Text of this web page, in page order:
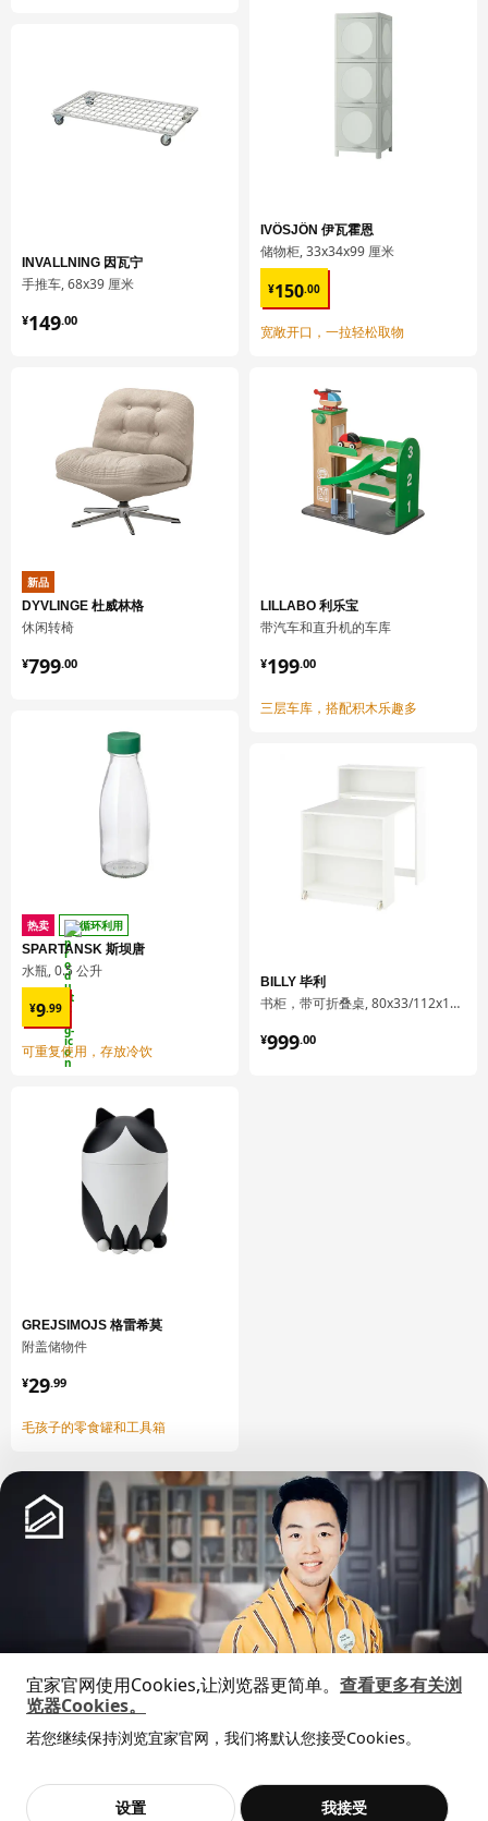
MAXIMERA 马斯麦
8 厘米
长度
57 厘米
净重
6.74 公斤
容量
22.8 公升
UTRUSTA 乌斯塔
抽屉前板，低
高度
长度
57 厘米
0.52 公斤
UTRUSTA 乌斯塔
前板连接轨道
402.817.34
高度
长度
56 厘米
净重
1.16 公斤
容量
1.5 公升
保养说明和环境和材料
用干净布块擦干
纤维板, 聚氨酯漆, 丙烯酸漆
刨花板, 密胺贴膜, 塑料封边, 塑料封边
落地柜 可嵌入设备/水槽
纤维板, 纸制贴膜, 纸制贴膜
落地柜 可嵌入设备/水槽
前档:
钢, 环氧/聚酯粉末涂层
抽屉，低
抽屉/ 抽屉后挡板:
抽屉，低
INVALLNING 因瓦宁
手推车, 68x39 厘米
¥149.00
¥ 149.00
新品
DYVLINGE 杜威林格
休闲转椅
¥799.00
¥ 799.00
热卖
循环利用
SPARTANSK 斯坝唐
水瓶, 0.5 公升
¥9.99
¥ 9.99
可重复使用，存放冷饮
GREJSIMOJS 格雷希莫
附盖储物件
¥29.99
¥ 29.99
毛孩子的零食罐和工具箱
IVÖSJÖN 伊瓦霍恩
储物柜, 33x34x99 厘米
¥150.00
¥ 150.00
宽敞开口，一拉轻松取物
LILLABO 利乐宝
带汽车和直升机的车库
¥199.00
¥ 199.00
三层车库，搭配积木乐趣多
BILLY 毕利
书柜，带可折叠桌, 80x33/112x106 厘米
¥999.00
¥ 999.00
抱歉，该商品在所选地区暂时缺货。
加入购物袋 立即购买
中文 English
© Inter IKEA Systems B.V. 1999-2026
隐私政策
上海工商 沪公网安备 31010402001069号
宜家AI购物助手算法 网信算备310104755117001240013号
宜家智能搜索生成合成算法 网信算备310104755117001250025号
Cookie设置
价格透明，设计专业，现货供应
不，谢谢 立即预约
宜家官网使用Cookies,让浏览器更简单。 查看更多有关浏
览器Cookies。
若您继续保持浏览宜家官网，我们将默认您接受Cookies。
设置 我接受